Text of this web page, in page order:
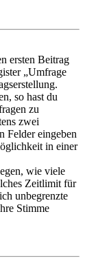
ersten Beitrag
„Umfrage
so hast du
zu
zwei
Felder eingeben
in einer
wie viele
Zeitlimit für
unbegrenzte
Stimme